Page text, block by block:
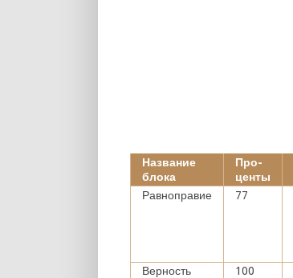
Название
блока
Про-
центы
Равноправие 77
Верность
100